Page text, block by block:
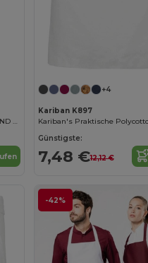
LANGE SCHÜRZE MIT ÖFFNUNG UND TASCHEN
+4
Kariban K897
Günstigste:
7,48 €12,12 €
-42%